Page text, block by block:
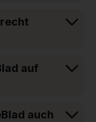
auf
auch